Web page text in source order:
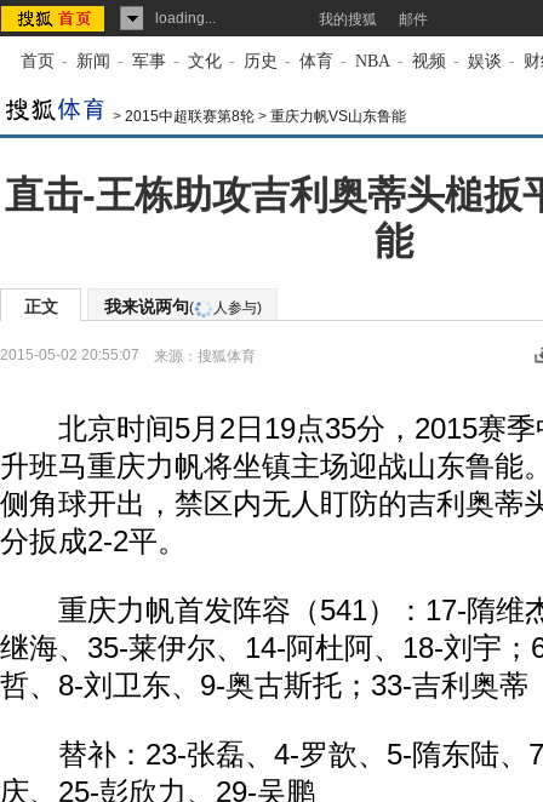
loading... 我的搜狐 邮件
首页 - 新闻 - 军事 - 文化 - 历史 - 体育 - NBA - 视频 - 娱谈 -
> 2015中超联赛第8轮 > 重庆力帆VS山东鲁能
直击-王栋助攻吉利奥蒂头槌扳
能
正文 我来说两句( 人参与)
2015-05-02 20:55:07 来源： 搜狐体育
北京时间5月2日19点35分，2015赛季
升班马重庆力帆将坐镇主场迎战山东鲁能
侧角球开出，禁区内无人盯防的吉利奥蒂
分扳成2-2平。
重庆力帆首发阵容（541）：17-隋维
继海、35-莱伊尔、14-阿杜阿、18-刘宇；
哲、8-刘卫东、9-奥古斯托；33-吉利奥蒂
替补：23-张磊、4-罗歆、5-隋东陆、
庆、25-彭欣力、29-吴鹏